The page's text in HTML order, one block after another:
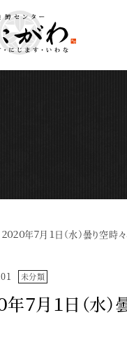
２０２０年７月１日（水）曇り空
未分類
０年７月１日（